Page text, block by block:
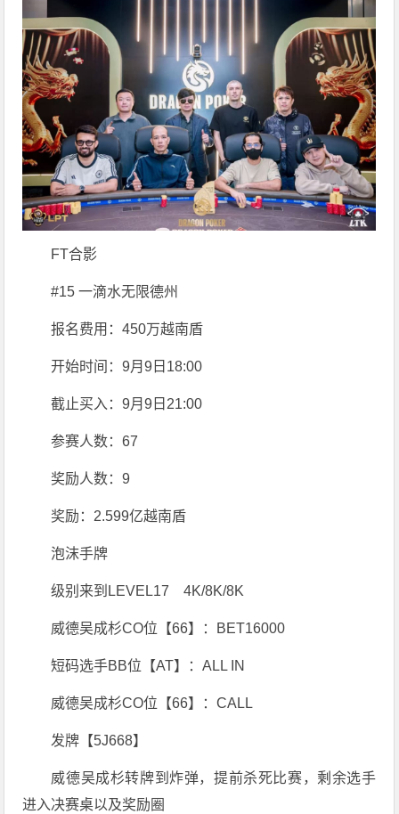
FT合影
#15 一滴水无限德州
报名费用：450万越南盾
开始时间：9月9日18:00
截止买入：9月9日21:00
参赛人数：67
奖励人数：9
奖励：2.599亿越南盾
泡沫手牌
级别来到LEVEL17 4K/8K/8K
威德吴成杉CO位【66】：BET16000
短码选手BB位【AT】：ALL IN
威德吴成杉CO位【66】：CALL
发牌【5J668】
威德吴成杉转牌到炸弹，提前杀死比赛，剩余选手
进入决赛桌以及奖励圈